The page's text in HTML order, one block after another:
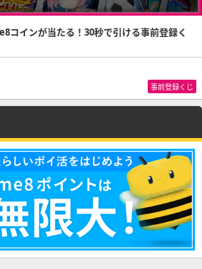
コインが当たる！30秒で引ける事前登録く
事前登録くじ